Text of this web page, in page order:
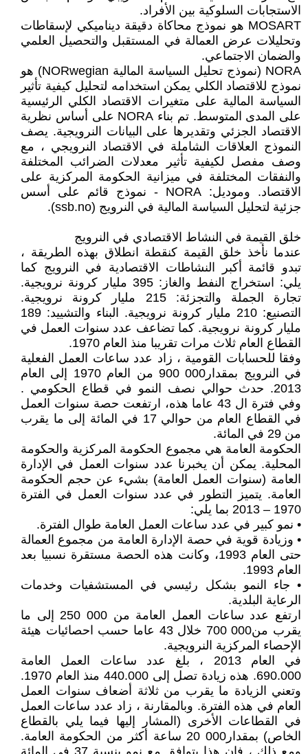
الاستجابات السلوكية بين الأفراد.
MOSART هو نموذج محاكاة دقيقة ديناميكي لإسقاطات
وتحليلات عرض العمالة في المستقبل والتحصيل العلمي
والضمان الاجتماعي.
NORA (نموذج تحليل السياسة المالية NORwegian) هو
نموذج للاقتصاد الكلي يمكن استخدامه لتحليل كيفية تأثير
السياسة المالية على متغيرات الاقتصاد الكلي الرئيسية
على المدى المتوسط. تم بناء NORA على أساس نظرية
الاقتصاد الجزئي وتقديرها على البيانات النرويجية. يصف
النموذج العلاقات الشاملة في الاقتصاد النرويجي ، مع
وصف مفصل لكيفية تأثير معدلات الضرائب المختلفة
والنفقات المختلفة في ميزانية الحكومة المركزية على
الاقتصاد. وموديل: NORA - نموذج قائم على أسس
جزئية لتحليل السياسة المالية في النرويج (ssb.no).
خلق القيمة في النشاط الاقتصادي في النرويج
عندما نأخذ خلق القيمة كنقطة انطلاق بهذه الطريقة ،
تبدو قائمة أكبر النشاطات الاقتصادية في النرويج كما
يلي: استخراج النفط والغاز: 395 مليار كرونة نرويجية.
تجارة الجملة والتجزئة: 215 مليار كرونة نرويجية.
التصنيع: 210 مليار كرونة نرويجية. البناء والتشييد: 189
مليار كرونة نرويجية. كما تضاعف عدد سنوات العمل في
القطاع العام ثلاث مرات تقريبا منذ العام 1970.
وفقا للحسابات القومية ، زاد عدد ساعات العمل الفعلية
في النرويج بمقدار000 900 من العام 1970 إلى العام
2013. حدث حوالي نصف النمو في قطاع الحكومي .
وفي فترة ال 43 عاما هذه، ارتفعت حصة سنوات العمل
في القطاع العام من حوالي 17 في المائة إلى ما يقرب
من 29 في المائة.
الحكومة العامة هي مجموع الحكومة المركزية والحكومة
المحلية. يمكن أن يخبرنا عدد سنوات العمل في الإدارة
العامة (سنوات العمل العامة) بشيء عن حجم الحكومة
العامة. يتميز التطور في عدد سنوات العمل في الفترة
1970 – 2013 بما يلي:
• نمو كبير في عدد ساعات العمل العامة طوال الفترة.
• وزيادة قوية في حصة الإدارة العامة من مجموع العمالة
حتى العام 1993، وكانت هذه الحصة مستقرة نسبيا بعد
العام 1993.
• جاء النمو بشكل رئيسي في المستشفيات وخدمات
الرعاية البلدية.
ارتفع عدد ساعات العمل العامة من 000 250 إلى ما
يقرب من000 700 خلال 43 عاما حسب احصائيات هيئة
الإحصاء المركزية النرويجية.
في العام 2013 ، بلغ عدد ساعات العمل العامة
690.000. هذه زيادة تصل إلى 440.000 منذ العام 1970.
وتعني الزيادة ما يقرب من ثلاثة أضعاف سنوات العمل
العام في هذه الفترة. وبالمقارنة ، زاد عدد ساعات العمل
في القطاعات الأخرى (المشار إليها فيما يلي بالقطاع
الخاص) بمقدار000 20 ساعة أكثر من الحكومة العامة.